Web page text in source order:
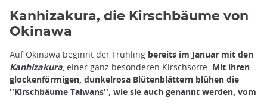
Kanhizakura, die Kirschbäume von
Okinawa
Auf Okinawa beginnt der Frühling bereits im Januar mit den
Kanhizakura , einer ganz besonderen Kirschsorte. Mit ihren
glockenförmigen, dunkelrosa Blütenblättern blühen die
''Kirschbäume Taiwans'', wie sie auch genannt werden, vom